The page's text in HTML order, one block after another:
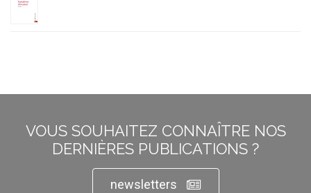
VOUS SOUHAITEZ CONNAÎTRE NOS
DERNIÈRES PUBLICATIONS ?
newsletters